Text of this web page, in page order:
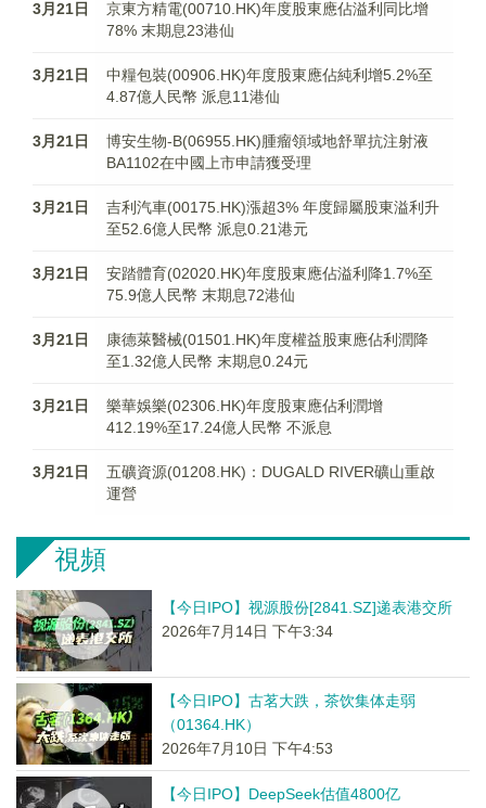
3月21日
京東方精電(00710.HK)年度股東應佔溢利同比增
78% 末期息23港仙
3月21日
中糧包裝(00906.HK)年度股東應佔純利增5.2%至
4.87億人民幣 派息11港仙
3月21日
博安生物-B(06955.HK)腫瘤領域地舒單抗注射液
BA1102在中國上市申請獲受理
3月21日
吉利汽車(00175.HK)漲超3% 年度歸屬股東溢利升
至52.6億人民幣 派息0.21港元
3月21日
安踏體育(02020.HK)年度股東應佔溢利降1.7%至
75.9億人民幣 末期息72港仙
3月21日
康德萊醫械(01501.HK)年度權益股東應佔利潤降
至1.32億人民幣 末期息0.24元
3月21日
樂華娛樂(02306.HK)年度股東應佔利潤增
412.19%至17.24億人民幣 不派息
3月21日
五礦資源(01208.HK)：DUGALD RIVER礦山重啟
運營
視頻
【今日IPO】视源股份[2841.SZ]递表港交所
2026年7月14日 下午3:34
【今日IPO】古茗大跌，茶饮集体走弱
（01364.HK）
2026年7月10日 下午4:53
【今日IPO】DeepSeek估值4800亿